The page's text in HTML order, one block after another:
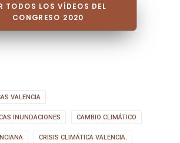
TODOS LOS VÍDEOS DEL
CONGRESO 2020
VALENCIA
INUNDACIONES CAMBIO CLIMÁTICO
CRISIS CLIMÁTICA VALENCIA.